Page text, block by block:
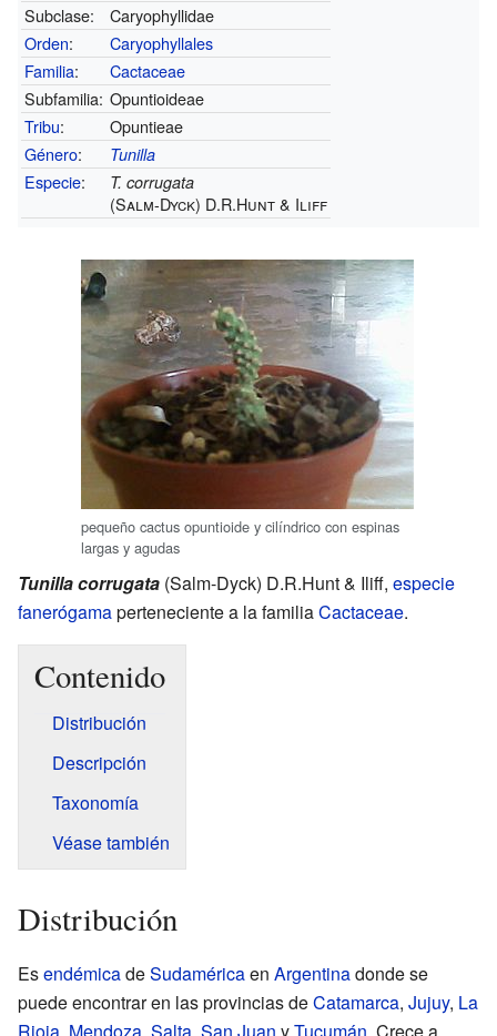
Subclase:
Caryophyllidae
Orden:
Caryophyllales
Familia:
Cactaceae
Subfamilia: Opuntioideae
Tribu:
Opuntieae
Género: Tunilla
Especie: T. corrugata
(Salm-Dyck) D.R.Hunt & Iliff
pequeño cactus opuntioide y cilíndrico con espinas
largas y agudas
Tunilla corrugata (Salm-Dyck) D.R.Hunt & Iliff, especie
fanerógamaperteneciente a la familiaCactaceae.
Contenido
Distribución
Descripción
Taxonomía
Véase también
Distribución
EsendémicadeSudaméricaen Argentinadonde se
puede encontrar en las provincias deCatamarca, Jujuy, La
Rioja Mendoza Salta San Juan yTucumán . Crece a